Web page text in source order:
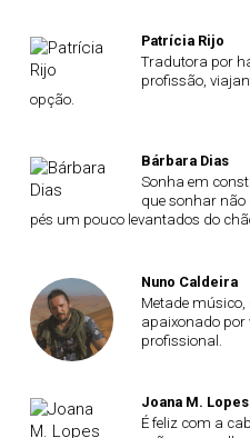
Patrícia Rijo
Tradutora por
profissão,
opção.
Bárbara Dias
Sonha em
que sonhar não
pés um pouco levantados do
Nuno Caldeira
Metade
apaixonado por
profissional.
Joana M. Lopes
É feliz com a